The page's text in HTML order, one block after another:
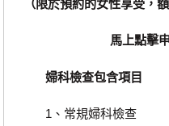
（限於預約的女性享受，
馬上點擊
婦科檢查包含項目
1、常規婦科檢查